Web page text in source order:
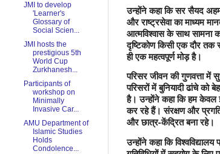
उन्होंने कहा कि सर सैयद
और राष्ट्रसेवा का माध्यम
आत्मविश्वास के साथ सामना
दृष्टिकोण किसी एक दौर तक
ही एक महत्वपूर्ण मोड़ है।
परिसर जीवन की गुणवत्ता में
परिसरों में बुनियादी ढांचे को
है। उन्होंने कहा कि हम केवल
कर रहे हैं। संरक्षण और
और छात्र-केंद्रित बना रहे।
उन्होंने कहा कि
JMI to develop
'Learner's
Glossary of
Social Scien...
JMI hosts the
prestigious 5th
World Cup
Zurkhanesh...
Participants of
workshop on
Minimally
Invasive Car...
AMU Department of
Islamic Studies
Holds
Condolence...